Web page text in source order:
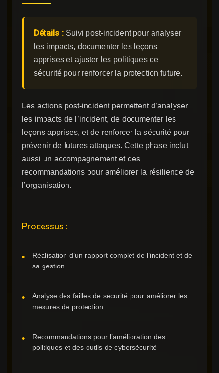
Détails : Suivi post-incident pour analyser
les impacts, documenter les leçons
apprises et ajuster les politiques de
sécurité pour renforcer la protection future.
Les actions post-incident permettent d’analyser
les impacts de l’incident, de documenter les
leçons apprises, et de renforcer la sécurité pour
prévenir de futures attaques. Cette phase inclut
aussi un accompagnement et des
recommandations pour améliorer la résilience de
l’organisation.
Processus :
Réalisation d’un rapport complet de l’incident et de
sa gestion
Analyse des failles de sécurité pour améliorer les
mesures de protection
Recommandations pour l’amélioration des
politiques et des outils de cybersécurité